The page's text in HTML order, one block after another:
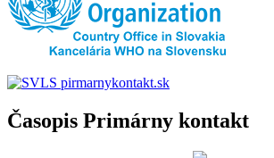
Časopis Primárny kontakt